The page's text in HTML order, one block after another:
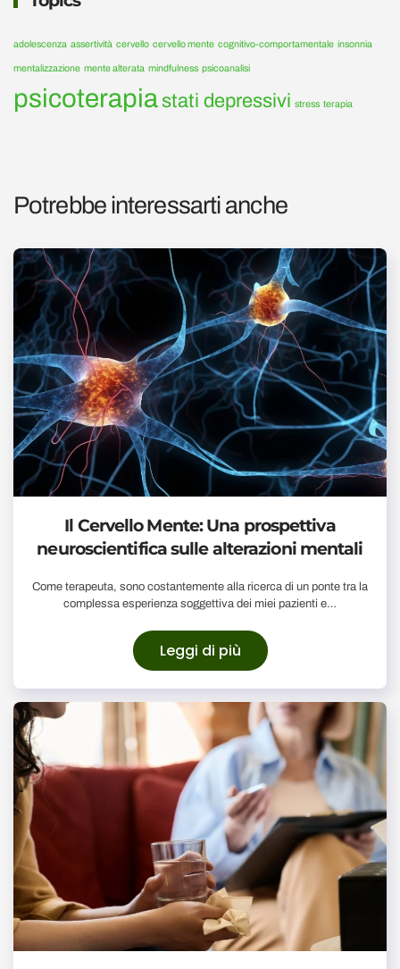
adolescenza assertività cervello cervello mente cognitivo-comportamentale insonnia
mentalizzazione mente alterata mindfulness psicoanalisi
psicoterapiastati depressivi stress terapia
Potrebbe interessarti anche
Il Cervello Mente: Una prospettiva
neuroscientifica sulle alterazioni mentali
Come terapeuta, sono costantemente alla ricerca di un ponte tra la
complessa esperienza soggettiva dei miei pazienti e…
Leggi di più